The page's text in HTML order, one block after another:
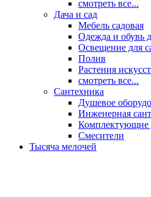
смотреть все...
Дача и сад
Мебель садовая
Одежда и обувь
Освещение для
Полив
Растения
смотреть все...
Сантехника
Душевое
Инженерная
Комплектующие
Смесители
Тысяча мелочей